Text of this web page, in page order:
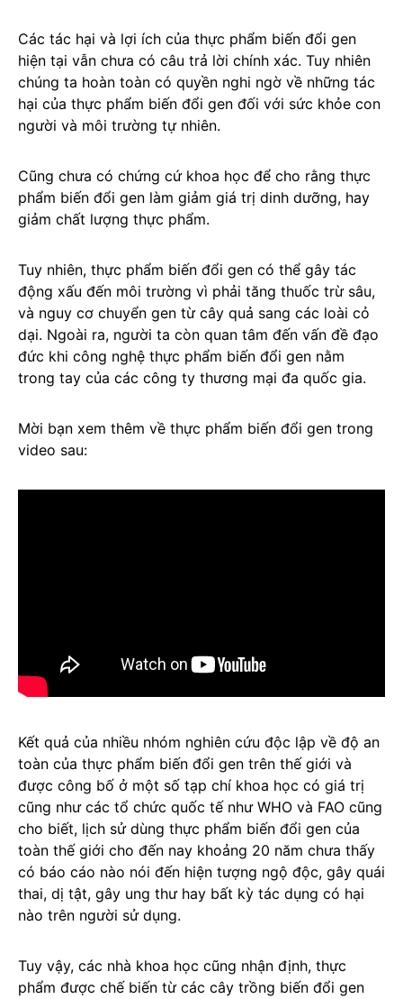
Các tác hại và lợi ích của thực phẩm biến đổi gen
hiện tại vẫn chưa có câu trả lời chính xác. Tuy nhiên
chúng ta hoàn toàn có quyền nghi ngờ về những tác
hại của thực phẩm biến đổi gen đối với sức khỏe con
người và môi trường tự nhiên.
Cũng chưa có chứng cứ khoa học để cho rằng thực
phẩm biến đổi gen làm giảm giá trị dinh dưỡng, hay
giảm chất lượng thực phẩm.
Tuy nhiên, thực phẩm biến đổi gen có thể gây tác
động xấu đến môi trường vì phải tăng thuốc trừ sâu,
và nguy cơ chuyển gen từ cây quả sang các loài cỏ
dại. Ngoài ra, người ta còn quan tâm đến vấn đề đạo
đức khi công nghệ thực phẩm biến đổi gen nằm
trong tay của các công ty thương mại đa quốc gia.
Mời bạn xem thêm về thực phẩm biến đổi gen trong
video sau:
Kết quả của nhiều nhóm nghiên cứu độc lập về độ an
toàn của thực phẩm biến đổi gen trên thế giới và
được công bố ở một số tạp chí khoa học có giá trị
cũng như các tổ chức quốc tế như WHO và FAO cũng
cho biết, lịch sử dùng thực phẩm biến đổi gen của
toàn thế giới cho đến nay khoảng 20 năm chưa thấy
có báo cáo nào nói đến hiện tượng ngộ độc, gây quái
thai, dị tật, gây ung thư hay bất kỳ tác dụng có hại
nào trên người sử dụng.
Tuy vậy, các nhà khoa học cũng nhận định, thực
phẩm được chế biến từ các cây trồng biến đổi gen